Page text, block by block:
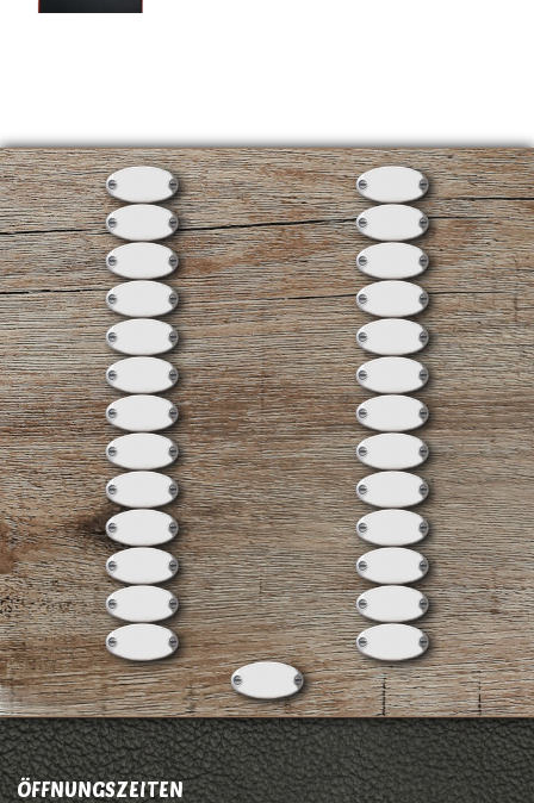
ÖFFNUNGSZEITEN